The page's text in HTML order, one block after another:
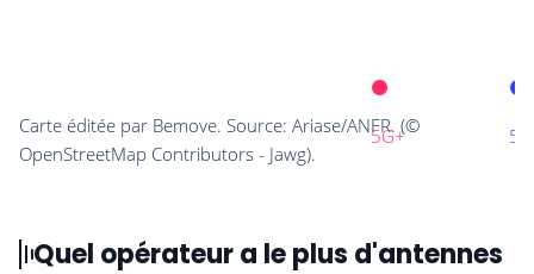
Quel opérateur a le plus d'antennes